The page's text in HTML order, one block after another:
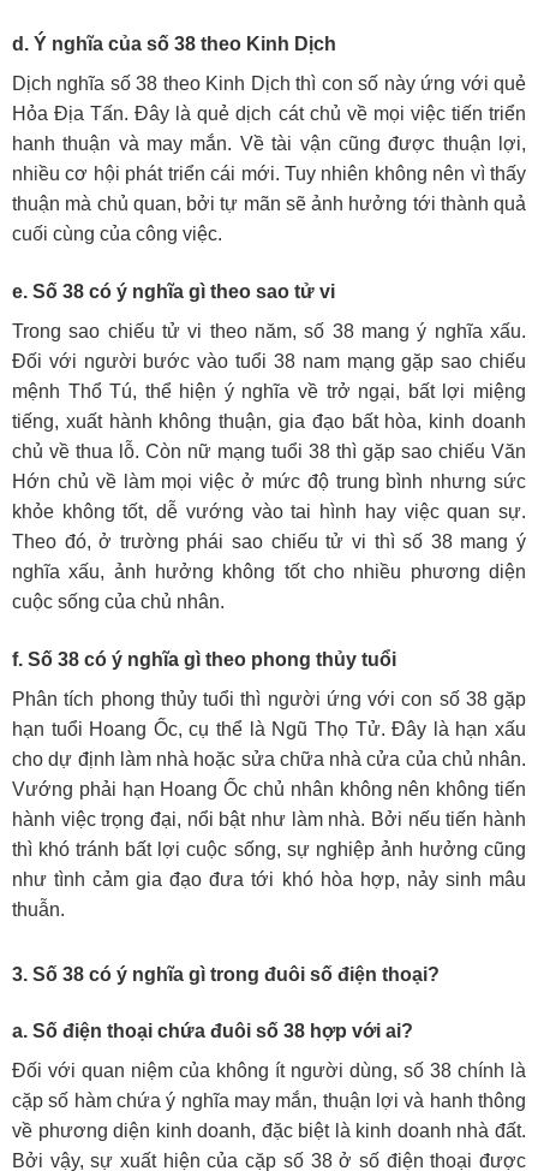
d. Ý nghĩa của số 38 theo Kinh Dịch
Dịch nghĩa số 38 theo Kinh Dịch thì con số này ứng với quẻ
Hỏa Địa Tấn. Đây là quẻ dịch cát chủ về mọi việc tiến triển
hanh thuận và may mắn. Về tài vận cũng được thuận lợi,
nhiều cơ hội phát triển cái mới. Tuy nhiên không nên vì thấy
thuận mà chủ quan, bởi tự mãn sẽ ảnh hưởng tới thành quả
cuối cùng của công việc.
e. Số 38 có ý nghĩa gì theo sao tử vi
Trong sao chiếu tử vi theo năm, số 38 mang ý nghĩa xấu.
Đối với người bước vào tuổi 38 nam mạng gặp sao chiếu
mệnh Thổ Tú, thể hiện ý nghĩa về trở ngại, bất lợi miệng
tiếng, xuất hành không thuận, gia đạo bất hòa, kinh doanh
chủ về thua lỗ. Còn nữ mạng tuổi 38 thì gặp sao chiếu Văn
Hớn chủ về làm mọi việc ở mức độ trung bình nhưng sức
khỏe không tốt, dễ vướng vào tai hình hay việc quan sự.
Theo đó, ở trường phái sao chiếu tử vi thì số 38 mang ý
nghĩa xấu, ảnh hưởng không tốt cho nhiều phương diện
cuộc sống của chủ nhân.
f. Số 38 có ý nghĩa gì theo phong thủy tuổi
Phân tích phong thủy tuổi thì người ứng với con số 38 gặp
hạn tuổi Hoang Ốc, cụ thể là Ngũ Thọ Tử. Đây là hạn xấu
cho dự định làm nhà hoặc sửa chữa nhà cửa của chủ nhân.
Vướng phải hạn Hoang Ốc chủ nhân không nên không tiến
hành việc trọng đại, nổi bật như làm nhà. Bởi nếu tiến hành
thì khó tránh bất lợi cuộc sống, sự nghiệp ảnh hưởng cũng
như tình cảm gia đạo đưa tới khó hòa hợp, nảy sinh mâu
thuẫn.
3. Số 38 có ý nghĩa gì trong đuôi số điện thoại?
a. Số điện thoại chứa đuôi số 38 hợp với ai?
Đối với quan niệm của không ít người dùng, số 38 chính là
cặp số hàm chứa ý nghĩa may mắn, thuận lợi và hanh thông
về phương diện kinh doanh, đặc biệt là kinh doanh nhà đất.
Bởi vậy, sự xuất hiện của cặp số 38 ở số điện thoại được